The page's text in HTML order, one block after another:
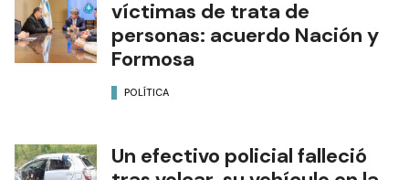
víctimas de trata de
personas: acuerdo Nación y
Formosa
POLÍTICA
Un efectivo policial falleció